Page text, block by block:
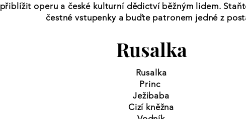
přiblížit operu a české kulturní dědictví běžným lidem.
čestné vstupenky a buďte patronem jedné z
Rusalka
Rusalka
Princ
Ježibaba
Cizí kněžna